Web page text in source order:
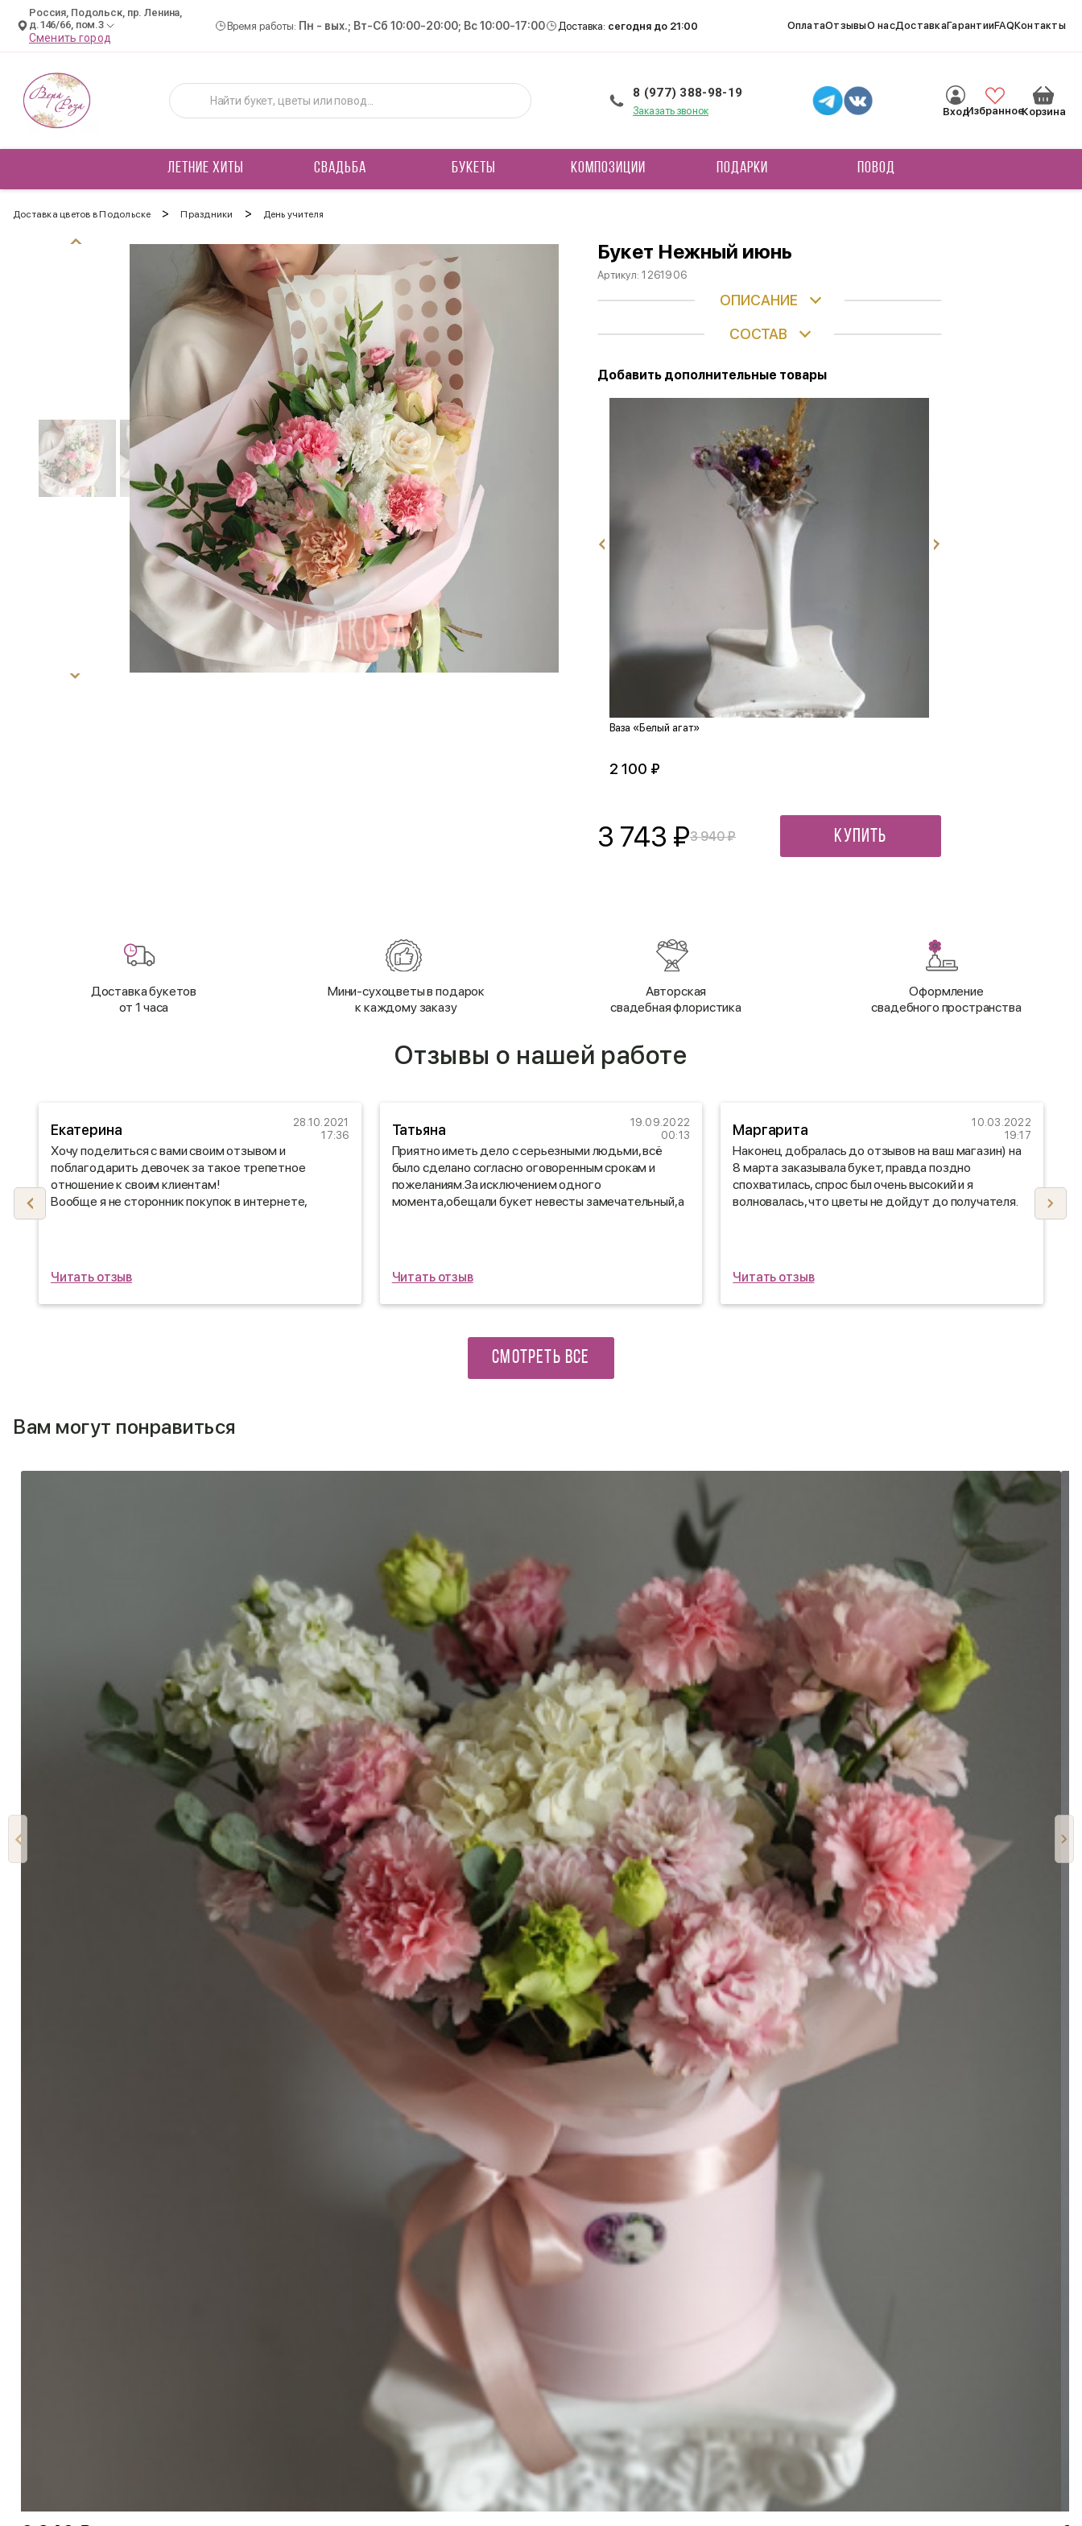
Россия, Подольск, пр. Ленина,
д.146/66, пом.3
Сменить город
Время работы: Пн - вых.; Вт-Сб 10:00-20:00; Вс 10:00-17:00 Доставка: сегодня до 21:00 ОплатаОтзывыО насДоставкаГарантииFAQКонтакты
8 (977) 388-98-19
Заказать звонок ВходИзбранноеКорзина
ЛЕТНИЕ ХИТЫ СВАДЬБА БУКЕТЫ КОМПОЗИЦИИ ПОДАРКИ ПОВОД
Доставка цветов в Подольске > Праздники > День учителя
Букет Нежный июнь
Артикул:1261906
ОПИСАНИЕ
СОСТАВ
Добавить дополнительные товары
Ваза «Белый агат»
2 100 ₽
3 743 ₽3 940 ₽ Купить
Доставка букетов
от 1 часа
Мини-сухоцветы в подарок
к каждому заказу
Авторская
свадебная флористика
Оформление
свадебного пространства
Отзывы о нашей работе
Екатерина
28.10.2021
17:36
Хочу поделиться с вами своим отзывом и
поблагодарить девочек за такое трепетное
отношение к своим клиентам!
Вообще я не сторонник покупок в интернете,
и учли все мои пожелания)
Читать отзыв
Татьяна
19.09.2022
00:13
Приятно иметь дело с серьезными людьми, всё
было сделано согласно оговоренным срокам и
пожеланиям.За исключением одного
момента,обещали букет невесты замечательный,а
Читать отзыв
Маргарита
10.03.2022
19:17
Наконец добралась до отзывов на ваш магазин) на
8 марта заказывала букет, правда поздно
спохватилась, спрос был очень высокий и я
волновалась, что цветы не дойдут до получателя.
покупателям.
Сестра цветы получила и была очень счастлива
такому сюрпризу)
Читать отзыв
СМОТРЕТЬ ВСЕ
Вам могут понравиться